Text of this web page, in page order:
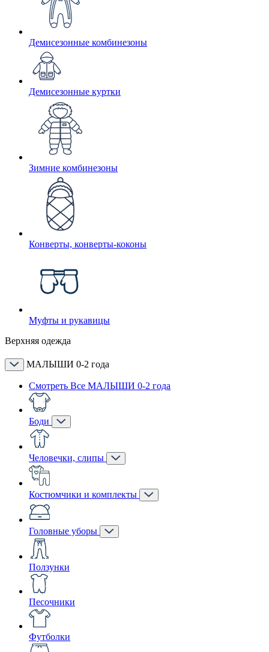
Демисезонные комбинезоны
Демисезонные куртки
Зимние комбинезоны
Конверты, конверты-коконы
Муфты и рукавицы
Верхняя одежда
МАЛЫШИ 0-2 года
Смотреть Все МАЛЫШИ 0-2 года
Боди
Человечки, слипы
Костюмчики и комплекты
Головные уборы
Ползунки
Песочники
Футболки